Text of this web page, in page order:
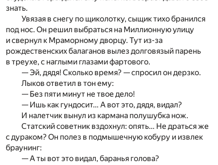
знать.
Увязая в снегу по щиколотку, сыщик тихо бранился
под нос. Он решил выбраться на Миллионную улицу
и свернул к Мраморному дворцу. Тут из-за
рождественских балаганов вылез долговязый парень
в треухе, с наглыми глазами фартового.
— Эй, дядя! Сколько время? — спросил он дерзко.
Лыков ответил в тон ему:
— Без пяти минут не твое дело!
— Ишь как гундосит… А вот это, дядя, видал?
И налетчик вынул из кармана полушубка нож.
Статский советник вздохнул: опять… Не драться же
с дураком? Он полез в подмышечную кобуру и извлек
браунинг:
— А ты вот это видал, баранья голова?